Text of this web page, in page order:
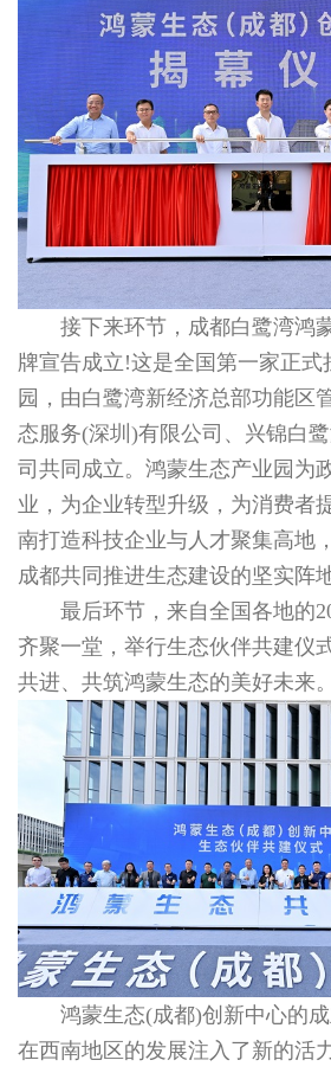
接下来环节，成都白鹭湾鸿
牌宣告成立!这是全国第一家正式
园，由白鹭湾新经济总部功能区
态服务(深圳)有限公司、兴锦白
司共同成立。鸿蒙生态产业园为
业，为企业转型升级，为消费者
南打造科技企业与人才聚集高地
成都共同推进生态建设的坚实阵地
最后环节，来自全国各地的
齐聚一堂，举行生态伙伴共建仪
共进、共筑鸿蒙生态的美好未来。
鸿蒙生态(成都)创新中心的成
在西南地区的发展注入了新的活